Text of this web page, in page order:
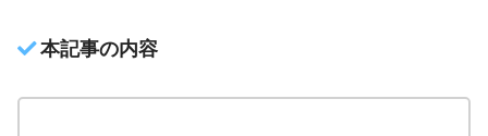
本記事の内容